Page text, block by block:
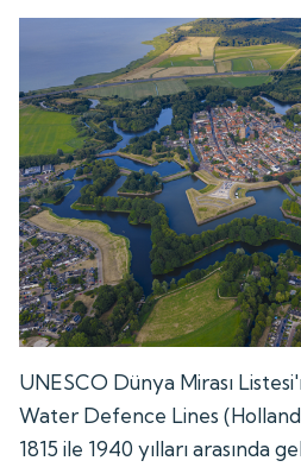
UNESCO Dünya Mirası
Water Defence Lines
1815 ile 1940 yılları arasında